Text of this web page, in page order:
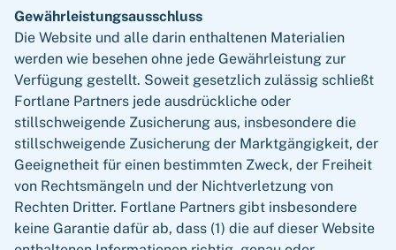
Gewährleistungsausschluss
Die Website und alle darin enthaltenen Materialien
werden wie besehen ohne jede Gewährleistung zur
Verfügung gestellt. Soweit gesetzlich zulässig schließt
Fortlane Partners jede ausdrückliche oder
stillschweigende Zusicherung aus, insbesondere die
stillschweigende Zusicherung der Marktgängigkeit, der
Geeignetheit für einen bestimmten Zweck, der Freiheit
von Rechtsmängeln und der Nichtverletzung von
Rechten Dritter. Fortlane Partners gibt insbesondere
keine Garantie dafür ab, dass (1) die auf dieser Website